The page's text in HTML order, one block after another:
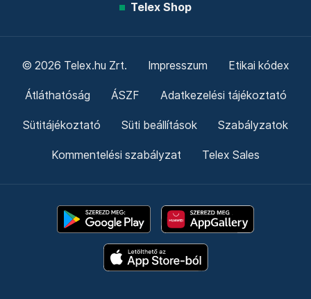
Telex Shop
© 2026 Telex.hu Zrt. Impresszum Etikai kódex
Átláthatóság ÁSZF Adatkezelési tájékoztató
Sütitájékoztató Süti beállítások Szabályzatok
Kommentelési szabályzat Telex Sales